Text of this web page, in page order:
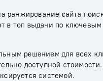
сайта
в топ выдачи по
решением для всех
доступной
системой.